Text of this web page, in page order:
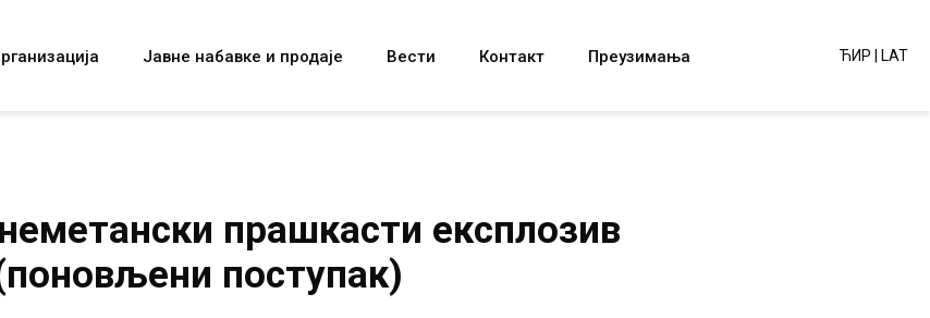
Јавне набавке и продаје Вести Контакт Преузимања ЋИР LAT
прашкасти експлозив
поступак)